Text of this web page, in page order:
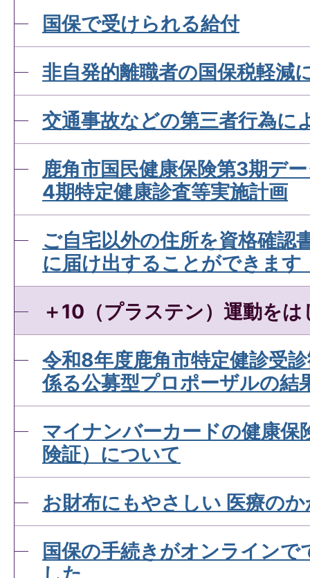
国民健康保険加入者が出産
付金について知りたい
国民健康保険資格確認書を
して欲しい
資格確認書とは？
資格情報のお知らせとは？
資格確認書が届きません。
マイナ保険証とは？
国保で受けられる給付
非自発的離職者の国保税軽減
交通事故などの第三者行為に
鹿角市国民健康保険第3期デ
4期特定健康診査等実施計画
ご自宅以外の住所を資格確認
に届け出することができます
＋10（プラステン）運動を
令和8年度鹿角市特定健診受
係る公募型プロポーザルの結
マイナンバーカードの健康保
険証）について
お財布にもやさしい 医療の
国保の手続きがオンライン